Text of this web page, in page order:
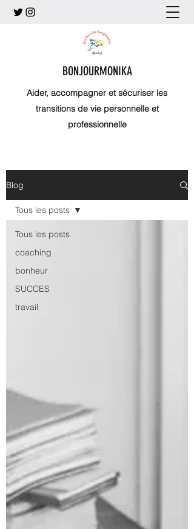
BONJOURMONIKA
Aider, accompagner et sécuriser les
transitions de vie personnelle et
professionnelle
Blog
Tous les posts
coaching
bonheur
SUCCES
travail
Tous les posts